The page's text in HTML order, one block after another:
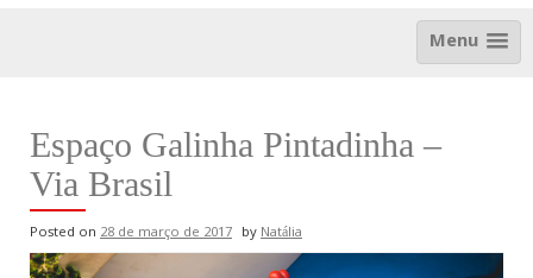
Menu
Espaço Galinha Pintadinha –
Via Brasil
Posted on 28 de março de 2017 byNatália